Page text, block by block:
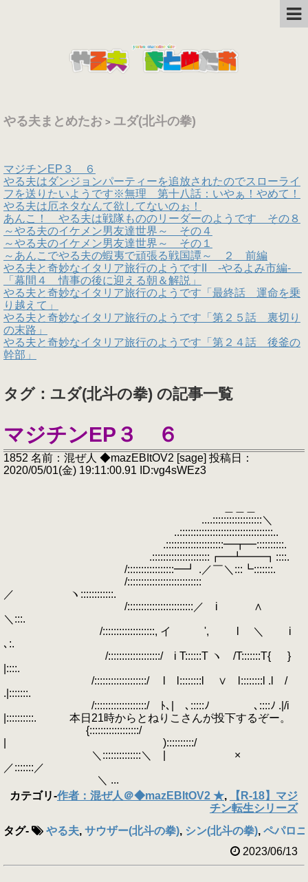
やる夫まとめたお > ユダ(北斗の拳)
マジチンEP３ ６
やる夫はダンジョンパーティーを追放されたのでスローライ
フを送りたいようです※無理 第十八話：いやぁ！やめて！
やる夫は厄ネタなんて欲してないのぉ！
あんこ！ やる夫は戦隊もののリーダーのようです その８
～やる夫のイケメン男友達世界～ その４
～やる夫のイケメン男友達世界～ その１
～あんこでやる夫の蝦夷で頑張る戦国譚～ ２ 前編
やる夫と奇妙なイタリア旅行のようですII -やるよみ市編-
「幕間４ 情事の後に迎える朝＆解説」
やる夫と奇妙なイタリア旅行のようです「最終話 運命を乗
り越えて」
やる夫と奇妙なイタリア旅行のようです「第２５話 裏切り
の末路」
やる夫と奇妙なイタリア旅行のようです「第２４話 後釜の
幹部」
タグ：ユダ(北斗の拳) の記事一覧
マジチンEP３ ６
1852 名前：混ぜ人 ◆mazEBItOV2 [sage] 投稿日：
2020/05/01(金) 19:11:00.91 ID:vg4sWEz3
....::::::::::::::::::＼
..::::::::::::::::::::::::::::::::::..
.:::::::::::::::::::::━┳━::::::::::.
.:::::::::::::::::::::┏━┻━━┓::::.
/:::::::::::::::::━┛ .／￣＼:::┗:::::::.
/:::::::::::::::::::::::::::
／ ヽ::::::::::::.
/::::::::::::::::::::::::／ i ∧
＼:::.
/:::::::::::::::::::, イ ', l ＼ i
､:.
/:::::::::::::::::::/ i T::::::T ヽ /T:::::::T{ }
|::::.
/:::::::::::::::::::/ l l::::::::l ∨ l::::::::l .l /
.|:::::::.
/:::::::::::::::::::/ ﾄ､| ､:::::ﾉ ､::::ﾉ .|/i
|::::::::::. 本日21時からとねりこさんが投下するぞー。
{::::::::::::::::::/
| )::::::::::/
＼::::::::::::::＼ | ×
／:::::::／
＼ ...
カテゴリ-作者：混ぜ人＠◆mazEBItOV2 ★,
【R-18】マジ
チン転生シリーズ
タグ- やる夫, サウザー(北斗の拳), シン(北斗の拳), ペパロ
2023/06/13